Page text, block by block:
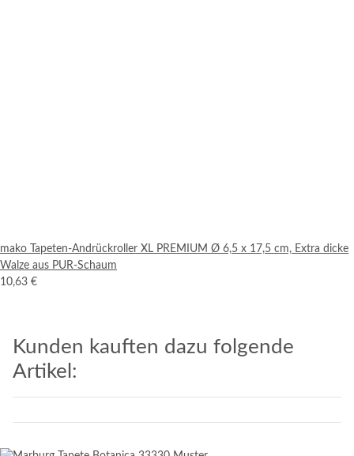
mako Tapeten-Andrückroller XL PREMIUM Ø 6,5 x 17,5 cm, Extra dicke
Walze aus PUR-Schaum
10,63 €
Kunden kauften dazu folgende
Artikel: